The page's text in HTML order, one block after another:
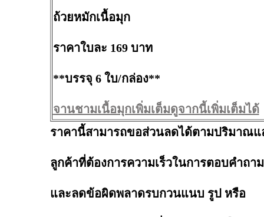
ถ้วยหมักเนื้อมุก
ราคาใบละ 169 บาท
**บรรจุ 6 ใบ/กล่อง**
จานชามเนื้อมุกเพิ่มเต็มดูจากนี้เพิ่มเต็มได้
ราคานี้สามารถขอส่วนลดได้ตามปริมาณ
ลูกค้าที่ต้องการความเร็วในการตอบคำถาม
และลดข้อผิดพลาดรบกวนแนบ รูป หรือ